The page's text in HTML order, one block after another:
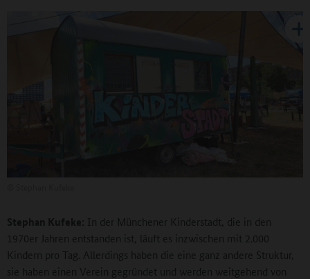
Stephan Kufeke: In der Münchener Kinderstadt, die in den
1970er Jahren entstanden ist, läuft es inzwischen mit 2.000
Kindern pro Tag. Allerdings haben die eine ganz andere Struktur,
sie haben einen Verein gegründet und werden weitgehend von